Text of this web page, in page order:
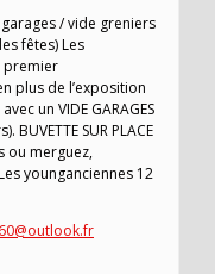
/ vide greniers
fêtes) Les
premier
en plus de l’exposition
un VIDE GARAGES
BUVETTE SUR PLACE
ou merguez,
younganciennes 12